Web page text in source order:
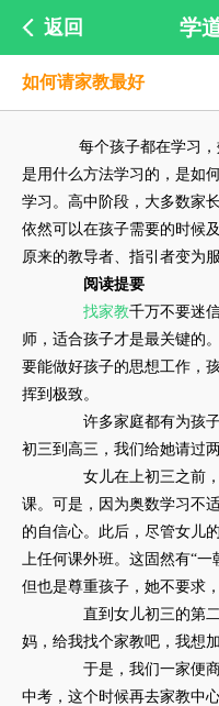
返回 学
如何请家教最好
每个孩子都在学习，
是用什么方法学习的，是如
学习。高中阶段，大多数家
依然可以在孩子需要的时候
原来的教导者、指引者变为
阅读提要
找家教千万不要迷
师，适合孩子才是最关键的
要能做好孩子的思想工作，
挥到极致。
许多家庭都有为孩子
初三到高三，我们给她请过
女儿在上初三之前，
课。可是，因为奥数学习不
的自信心。此后，尽管女儿
上任何课外班。这固然有“一
但也是尊重孩子，她不要求
直到女儿初三的第二
妈，给我找个家教吧，我想
于是，我们一家便商
中考，这个时候再去家教中